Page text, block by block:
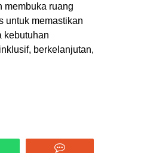
membuka ruang
untuk memastikan
kebutuhan
berkelanjutan,